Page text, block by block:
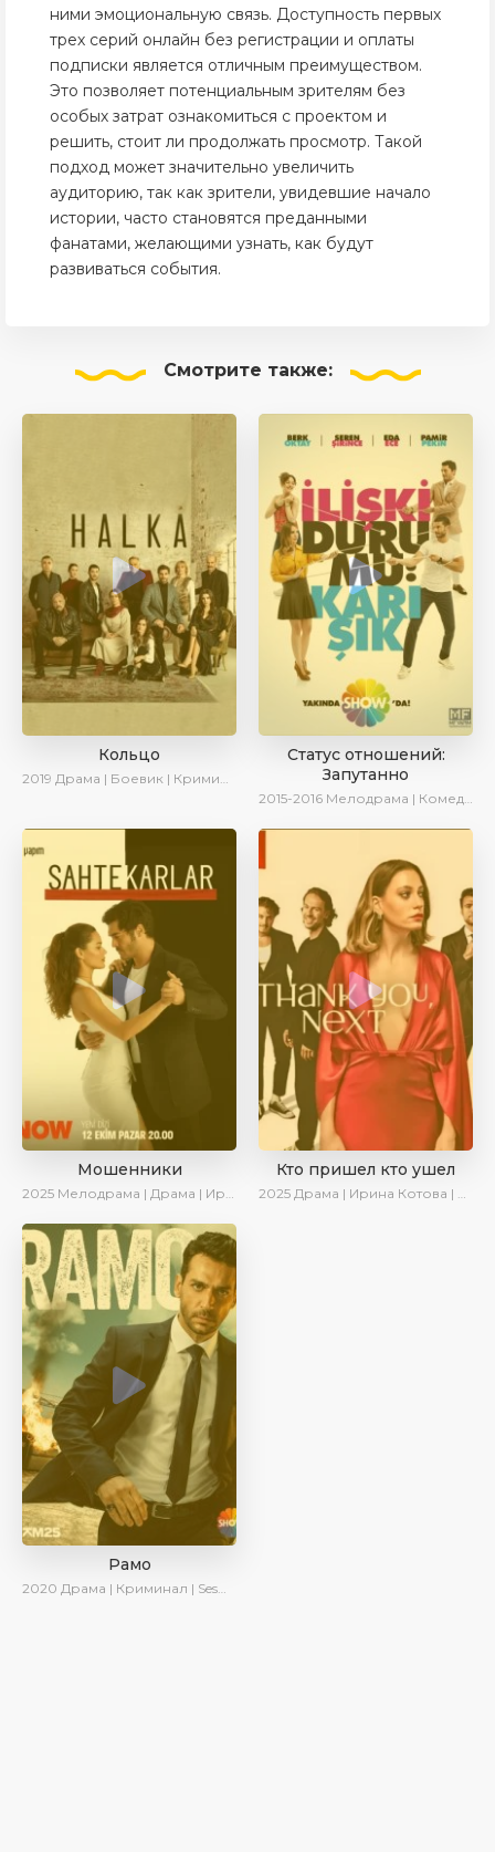
ними эмоциональную связь. Доступность первых
трех серий онлайн без регистрации и оплаты
подписки является отличным преимуществом.
Это позволяет потенциальным зрителям без
особых затрат ознакомиться с проектом и
решить, стоит ли продолжать просмотр. Такой
подход может значительно увеличить
аудиторию, так как зрители, увидевшие начало
истории, часто становятся преданными
фанатами, желающими узнать, как будут
развиваться события.
Смотрите также:
Кольцо
2019 Драма | Боевик | Криминал
Статус отношений:
Запутанно
2015-2016 Мелодрама | Комедия
Мошенники
2025 Мелодрама | Драма | Ирина Котова | AlisaDirilis | Новинки | Сериалы 2025
Кто пришел кто ушел
2025 Драма | Ирина Котова | Новинки | Сериалы 2025
Рамо
2020 Драма | Криминал | SesDizi | Ирина Котова